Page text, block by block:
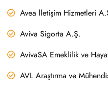
Avea İletişim Hizmetleri
Aviva Sigorta A.Ş.
AvivaSA Emeklilik ve
AVL Araştırma ve